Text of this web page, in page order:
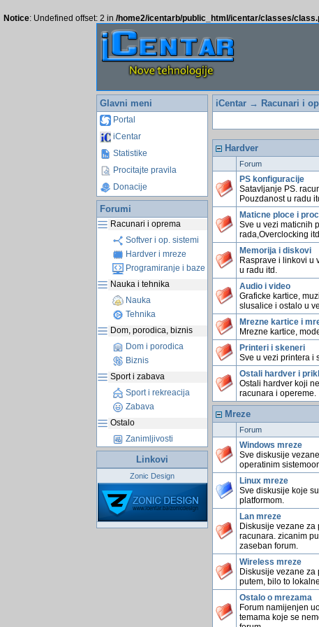
Notice: Undefined offset: 2 in /home2/icentarb/public_html/icentar/classes/
Glavni meni
Portal
iCentar
Statistike
Procitajte pravila
Donacije
Forumi
Racunari i oprema
Softver i op. sistemi
Hardver i mreze
Programiranje i baze
Nauka i tehnika
Nauka
Tehnika
Dom, porodica, biznis
Dom i porodica
Biznis
Sport i zabava
Sport i rekreacija
Zabava
Ostalo
Zanimljivosti
Linkovi
Zonic Design
iCentar→ Racunari i
Hardver
Forum
PS konfiguracije
Satavljanje PS.
Pouzdanost u radu
Maticne ploce i
Sve u vezi maticnih
rada,Overclocking
Memorija i diskovi
Rasprave i linkovi u
u radu itd.
Audio i video
Graficke kartice,
slusalice i ostalo u
Mrezne kartice i
Mrezne kartice,
Printeri i skeneri
Sve u vezi printera i
Ostali hardver i
Ostali hardver koji
racunara i opereme.
Mreze
Forum
Windows mreze
Sve diskusije
operatinim
Linux mreze
Sve diskusije koje
platformom.
Lan mreze
Diskusije vezane
racunara. zicanim
zaseban forum.
Wireless mreze
Diskusije vezane
putem, bilo to
Ostalo o mrezama
Forum namijenjen
temama koje se